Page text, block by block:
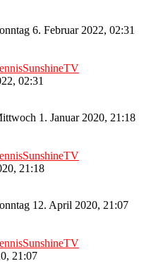
6. Februar 2022, 02:31
02:31
1. Januar 2020, 21:18
21:18
12. April 2020, 21:07
21:07